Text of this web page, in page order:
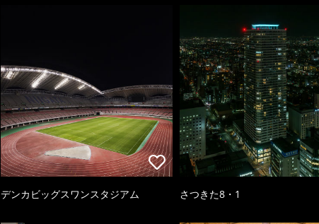
デンカビッグスワンスタジアム さつきた8・1